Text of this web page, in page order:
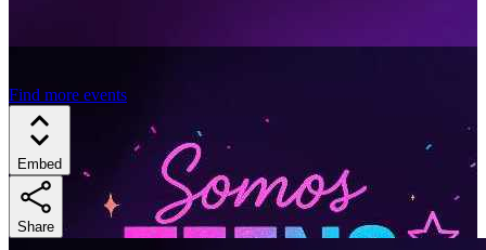
Find more events
Embed
Share